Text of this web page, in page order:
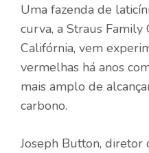
Uma fazenda de
curva, a Straus
Califórnia, vem
vermelhas há anos
mais amplo de
carbono.
Joseph Button,